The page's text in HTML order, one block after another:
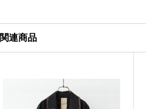
関連商品